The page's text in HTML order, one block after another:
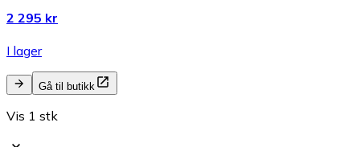
2 295 kr
I lager
Gå til butikk
Vis 1 stk